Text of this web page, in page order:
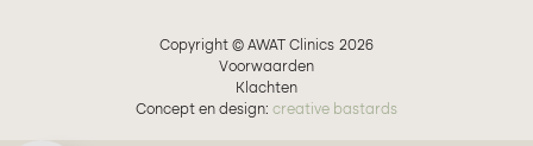
Copyright © AWAT Clinics 2026
Voorwaarden
Klachten
Concept en design: creative bastards